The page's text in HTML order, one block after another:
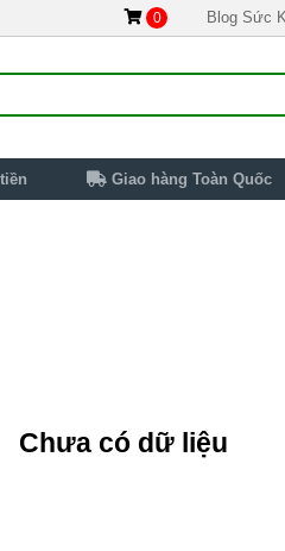
0 Blog Sức
Giao hàng Toàn Quốc
Chưa có dữ liệu